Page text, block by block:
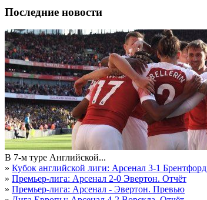
Последние новости
В 7-м туре Английской...
» Кубок английской лиги: Арсенал 3-1
» Премьер-лига: Арсенал 2-0 Эвертон. Отчёт
» Премьер-лига: Арсенал - Эвертон. Превью